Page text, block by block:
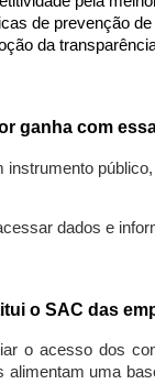
de prevenção
da
ganha com
instrumento
dados e
o SAC das
o acesso dos
alimentam uma